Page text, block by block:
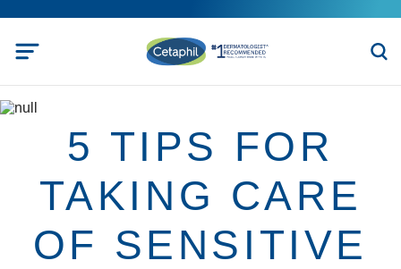
5 TIPS FOR
TAKING CARE
OF SENSITIVE